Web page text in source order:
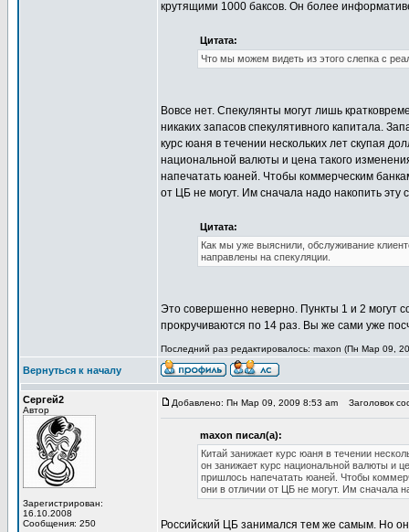
крутящими 1000 баксов. Он более
Цитата:
Что мы можем видеть из этого слепка с
Вовсе нет. Спекулянты могут лишь
никаких запасов спекулятивного капитала.
курс юаня в течении нескольких лет скупая
национальной валюты и цена такого
напечатать юаней. Чтобы коммерческим
от ЦБ не могут. Им сначала надо накопить эту
Цитата:
Как мы уже выяснили, обслуживание
направлены на спекуляции.
Это совершенно неверно. Пункты 1 и 2 могут
прокручиваются по 14 раз. Вы же сами уже
Последний раз редактировалось: maxon (Пн Мар 09,
Вернуться к началу
Сергей2
Автор
Зарегистрирован:
16.10.2008
Сообщения: 250
Добавлено: Пн Мар 09, 2009 8:53 am Заголовок
maxon писал(а):
Китай занижает курс юаня в течении
он занижает курс национальной валюты и
пришлось напечатать юаней. Чтобы
они в отличии от ЦБ не могут. Им сначала
Российский ЦБ занимался тем же самым. Но